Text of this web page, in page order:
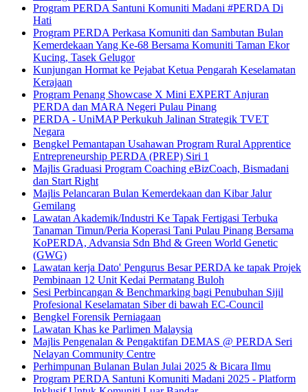
Program PERDA Santuni Komuniti Madani #PERDA Di
Hati
Program PERDA Perkasa Komuniti dan Sambutan Bulan
Kemerdekaan Yang Ke-68 Bersama Komuniti Taman Ekor
Kucing, Tasek Gelugor
Kunjungan Hormat ke Pejabat Ketua Pengarah Keselamatan
Kerajaan
Program Penang Showcase X Mini EXPERT Anjuran
PERDA dan MARA Negeri Pulau Pinang
PERDA - UniMAP Perkukuh Jalinan Strategik TVET
Negara
Bengkel Pemantapan Usahawan Program Rural Apprentice
Entrepreneurship PERDA (PREP) Siri 1
Majlis Graduasi Program Coaching eBizCoach, Bismadani
dan Start Right
Majlis Pelancaran Bulan Kemerdekaan dan Kibar Jalur
Gemilang
Lawatan Akademik/Industri Ke Tapak Fertigasi Terbuka
Tanaman Timun/Peria Koperasi Tani Pulau Pinang Bersama
KoPERDA, Advansia Sdn Bhd & Green World Genetic
(GWG)
Lawatan kerja Dato' Pengurus Besar PERDA ke tapak Projek
Pembinaan 12 Unit Kedai Permatang Buloh
Sesi Perbincangan & Benchmarking bagi Penubuhan Sijil
Profesional Keselamatan Siber di bawah EC-Council
Bengkel Forensik Perniagaan
Lawatan Khas ke Parlimen Malaysia
Majlis Pengenalan & Pengaktifan DEMAS @ PERDA Seri
Nelayan Community Centre
Perhimpunan Bulanan Bulan Julai 2025 & Bicara Ilmu
Program PERDA Santuni Komuniti Madani 2025 - Platform